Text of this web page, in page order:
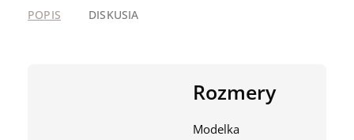
POPIS DISKUSIA
Rozmery
Modelka